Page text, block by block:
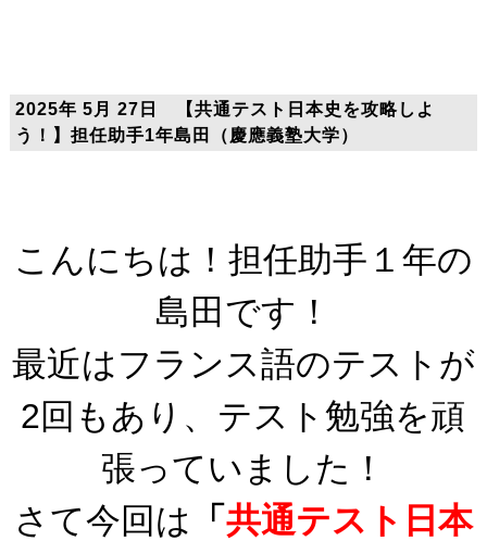
2025年 5月 27日 【共通テスト日本史を攻略しよ
う！】担任助手1年島田（慶應義塾大学）
こんにちは！担任助手１年の
島田です！
最近はフランス語のテストが
2回もあり、テスト勉強を頑
張っていました！
さて今回は
「 共通テスト日本